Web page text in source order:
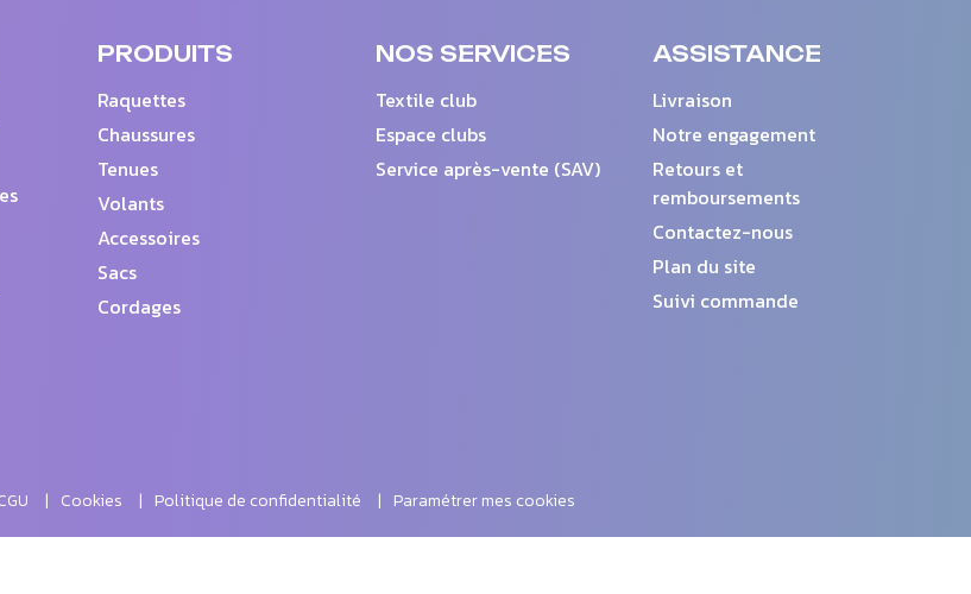
PRODUITS
Raquettes
Chaussures
Tenues
Volants
Accessoires
Sacs
Cordages
NOS SERVICES
Textile club
Espace clubs
Service après-vente (SAV)
ASSISTANCE
Livraison
Notre engagement
Retours et
remboursements
Contactez-nous
Plan du site
Suivi commande
Cookies Politique de confidentialité Paramétrer mes cookies